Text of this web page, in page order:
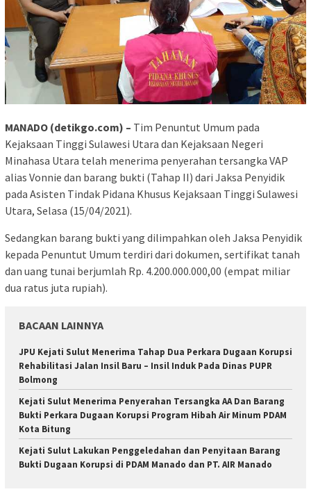
MANADO (detikgo.com) – Tim Penuntut Umum pada
Kejaksaan Tinggi Sulawesi Utara dan Kejaksaan Negeri
Minahasa Utara telah menerima penyerahan tersangka VAP
alias Vonnie dan barang bukti (Tahap II) dari Jaksa Penyidik
pada Asisten Tindak Pidana Khusus Kejaksaan Tinggi Sulawesi
Utara, Selasa (15/04/2021).
Sedangkan barang bukti yang dilimpahkan oleh Jaksa Penyidik
kepada Penuntut Umum terdiri dari dokumen, sertifikat tanah
dan uang tunai berjumlah Rp. 4.200.000.000,00 (empat miliar
dua ratus juta rupiah).
BACAAN LAINNYA
JPU Kejati Sulut Menerima Tahap Dua Perkara Dugaan Korupsi
Rehabilitasi Jalan Insil Baru – Insil Induk Pada Dinas PUPR
Bolmong
Kejati Sulut Menerima Penyerahan Tersangka AA Dan Barang
Bukti Perkara Dugaan Korupsi Program Hibah Air Minum PDAM
Kota Bitung
Kejati Sulut Lakukan Penggeledahan dan Penyitaan Barang
Bukti Dugaan Korupsi di PDAM Manado dan PT. AIR Manado